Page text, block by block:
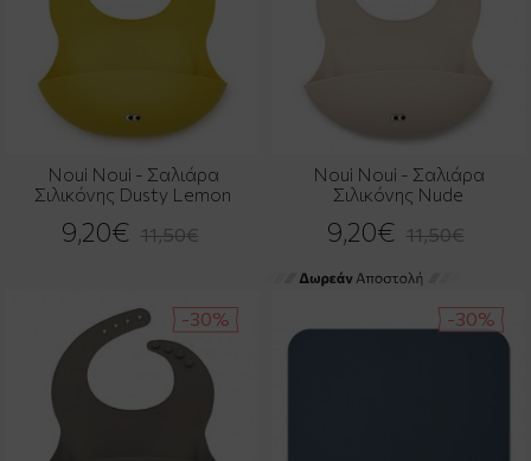
Noui Noui - Σαλιάρα
Σιλικόνης Dusty Lemon
9,20€ 11,50€
Noui Noui - Σαλιάρα
Σιλικόνης Nude
9,20€ 11,50€
-30% -30%